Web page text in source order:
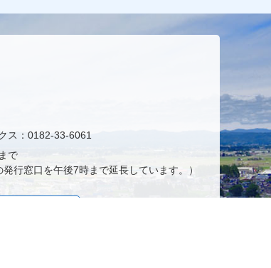
ス：0182-33-6061
で
行窓口を午後7時まで延長しています。）